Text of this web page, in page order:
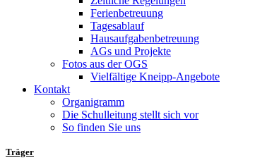
Ferienbetreuung
Tagesablauf
Hausaufgabenbetreuung
AGs und Projekte
Fotos aus der OGS
Vielfältige Kneipp-Angebote
Kontakt
Organigramm
Die Schulleitung stellt sich vor
So finden Sie uns
Träger